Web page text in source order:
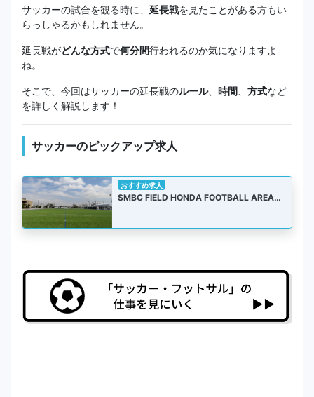
サッカーの試合を観る時に、 延長戦を見たことがある方もい
らっしゃるかもしれません。
延長戦がどんな方式で何分間行われるのか気になりますよ
ね。
そこで、今回はサッカーの延長戦のルール、 時間 方式など
を詳しく解説します！
サッカーのピックアップ求人
おすすめ求人
SMBC FIELD HONDA FOOTBALL AREA…